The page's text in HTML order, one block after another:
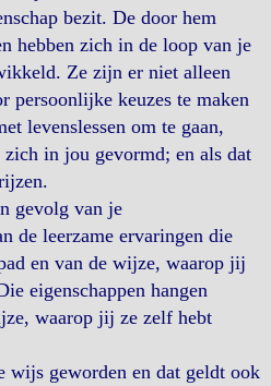
bezit. De door hem
hebben zich in de loop van je
Ze zijn er niet alleen
persoonlijke keuzes te maken
levenslessen om te gaan,
zich in jou gevormd; en als dat
gevolg van je
de leerzame ervaringen die
en van de wijze, waarop jij
eigenschappen hangen
waarop jij ze zelf hebt
wijs geworden en dat geldt ook